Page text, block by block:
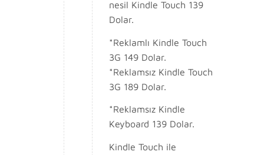
nesil Kindle Touch 139
Dolar.
*Reklamlı Kindle Touch
3G 149 Dolar.
*Reklamsız Kindle Touch
3G 189 Dolar.
*Reklamsız Kindle
Keyboard 139 Dolar.
Kindle Touch ile